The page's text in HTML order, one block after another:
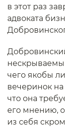
в этот раз
адвоката
чего якобы
вечеринок
что она
его мнению,
из себя